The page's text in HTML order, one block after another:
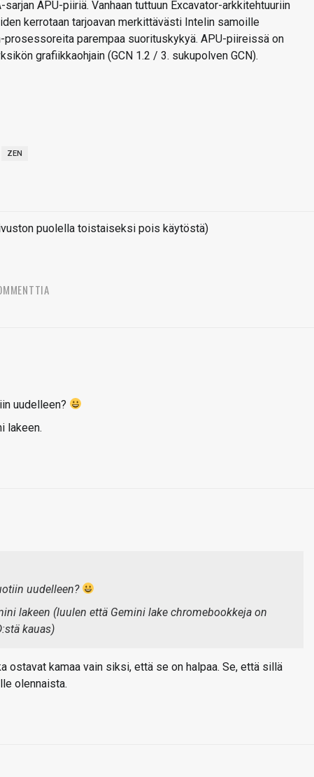
APU-piiriä. Vanhaan tuttuun Excavator-arkkitehtuuriin
kerrotaan tarjoavan merkittävästi Intelin samoille
parempaa suorituskykyä. APU-piireissä on
grafiikkaohjain (GCN 1.2 / 3. sukupolven GCN).
ZEN
puolella toistaiseksi pois käytöstä)
uudelleen?
lakeen.
uudelleen?
lakeen (luulen että Gemini lake chromebookkeja on
kauas)
ostavat kamaa vain siksi, että se on halpaa. Se, että sillä
olennaista.